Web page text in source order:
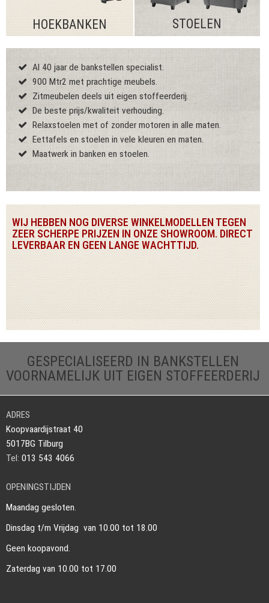
HOEKBANKEN STOELEN
Al 40 jaar de bankstellen specialist.
900 Mtr2 met prachtige meubels.
Zitmeubelen deels uit eigen stoffeerderij.
De beste prijs/kwaliteit verhouding.
Relaxstoelen met of zonder motoren in alle maten.
Eettafels en stoelen in vele kleuren en maten.
Maatwerk in banken en stoelen.
WIJ HEBBEN NOG DIVERSE WINKELMODELLEN TEGEN
ZEER SCHERPE PRIJZEN IN ONZE SHOWROOM. DIRECT
LEVERBAAR EN GEEN LANGE WACHTTIJD.
GESPECIALISEERD IN BANKSTELLEN
VOORNAMELIJK UIT EIGEN STOFFEERDERIJ
ADRES
Koopvaardijstraat 40
5017BG Tilburg
Tel: 013 543 4066
OPENINGSTIJDEN
Maandag gesloten.
Dinsdag t/m Vrijdag van 10.00 tot 18.00
Geen koopavond.
Zaterdag van 10.00 tot 17.00